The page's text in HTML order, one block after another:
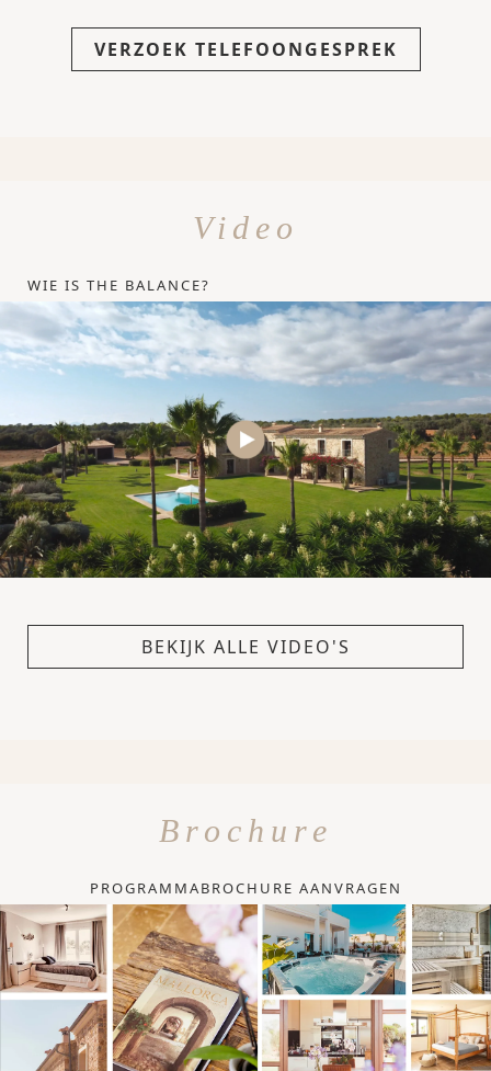
VERZOEK TELEFOONGESPREK
Video
WIE IS THE BALANCE?
BEKIJK ALLE VIDEO'S
Brochure
PROGRAMMABROCHURE AANVRAGEN